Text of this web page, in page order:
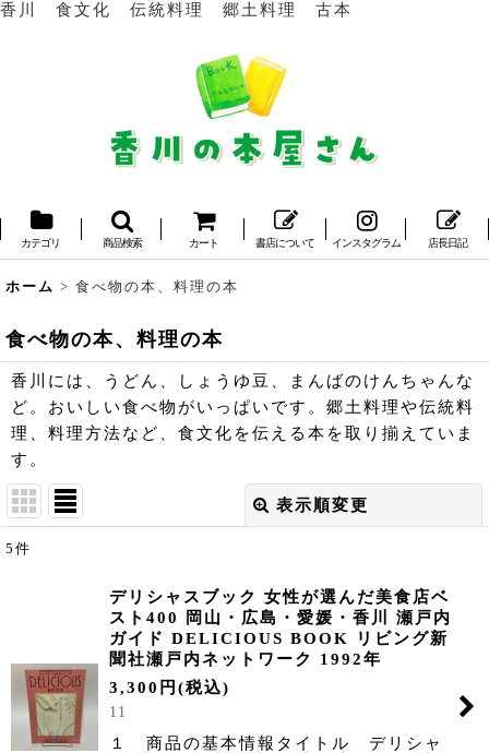
香川 食文化 伝統料理 郷土料理 古本
カテゴリ 商品検索 カート 書店について インスタグラム 店長日記
ホーム > 食べ物の本、料理の本
食べ物の本、料理の本
香川には、うどん、しょうゆ豆、まんばのけんちゃんな
ど。おいしい食べ物がいっぱいです。郷土料理や伝統料
理、料理方法など、食文化を伝える本を取り揃えていま
す。
表示順変更
絞り込む
5 件
デリシャスブック 女性が選んだ美食店ベ
スト400 岡山・広島・愛媛・香川 瀬戸内
ガイド DELICIOUS BOOK リビング新
聞社瀬戸内ネットワーク 1992年
3,300 円 (税込)
11
１ 商品の基本情報タイトル デリシャ